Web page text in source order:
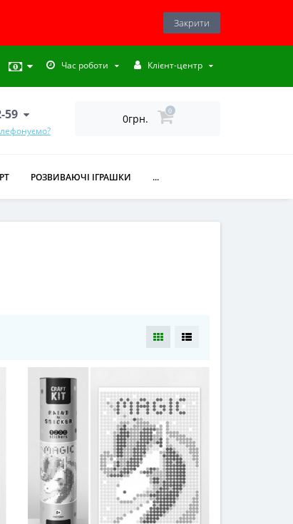
Закрити
Час роботи Клієнт-центр
59 0грн.
0
РОЗВИВАЮЧІ ІГРАШКИ ...